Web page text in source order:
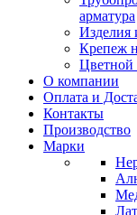
арматура
Изделия
Крепеж
Цветной
О компании
Оплата и
Контакты
Производство
Марки